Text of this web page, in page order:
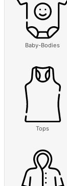
Baby-Bodies
Tops